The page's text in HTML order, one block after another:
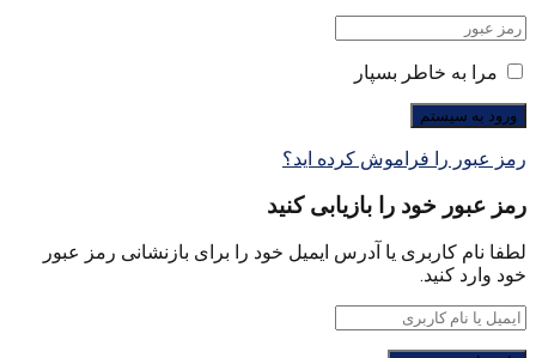
مرا به خاطر بسپار
رمز عبور را فراموش کرده اید؟
رمز عبور خود را بازیابی کنید
لطفا نام کاربری یا آدرس ایمیل خود را برای بازنشانی رمز عبور
خود وارد کنید.